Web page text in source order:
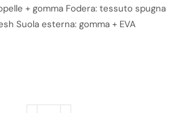
+ gomma Fodera: tessuto spugna
Suola esterna: gomma + EVA